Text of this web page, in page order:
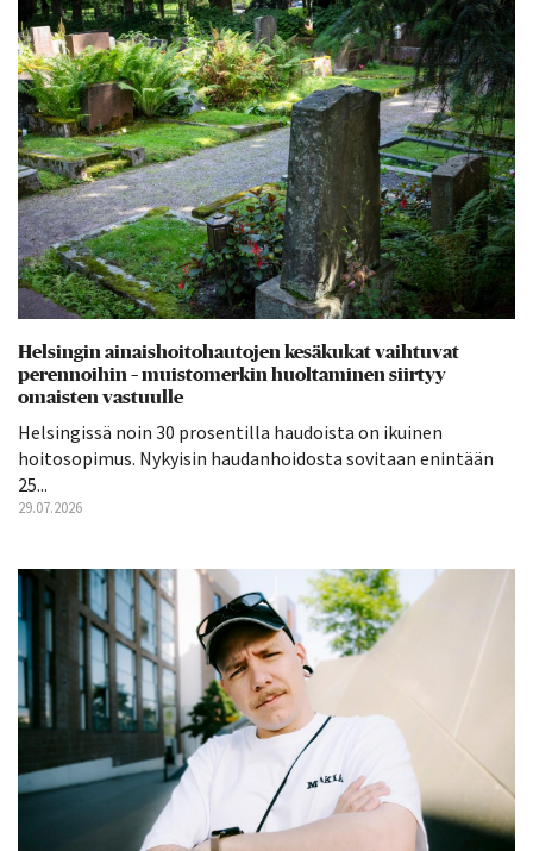
Helsingin ainaishoitohautojen kesäkukat vaihtuvat
perennoihin – muistomerkin huoltaminen siirtyy
omaisten vastuulle
Helsingissä noin 30 prosentilla haudoista on ikuinen
hoitosopimus. Nykyisin haudanhoidosta sovitaan enintään
25...
29.07.2026